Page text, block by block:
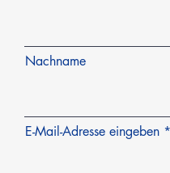
Nachname
E-Mail-Adresse eingeben